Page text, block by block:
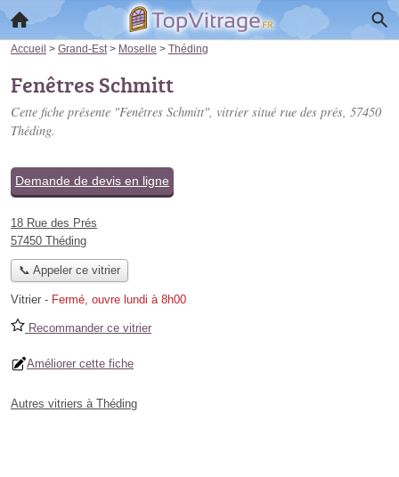
Accueil > Grand-Est > Moselle > Théding
Fenêtres Schmitt
Cette fiche présente "Fenêtres Schmitt", vitrier situé rue des prés, 57450
Théding.
Demande de devis en ligne
18 Rue des Prés
57450 Théding
📞 Appeler ce vitrier
Vitrier - Fermé, ouvre lundi à 8h00
Recommander ce vitrier
Améliorer cette fiche
Autres vitriers à Théding